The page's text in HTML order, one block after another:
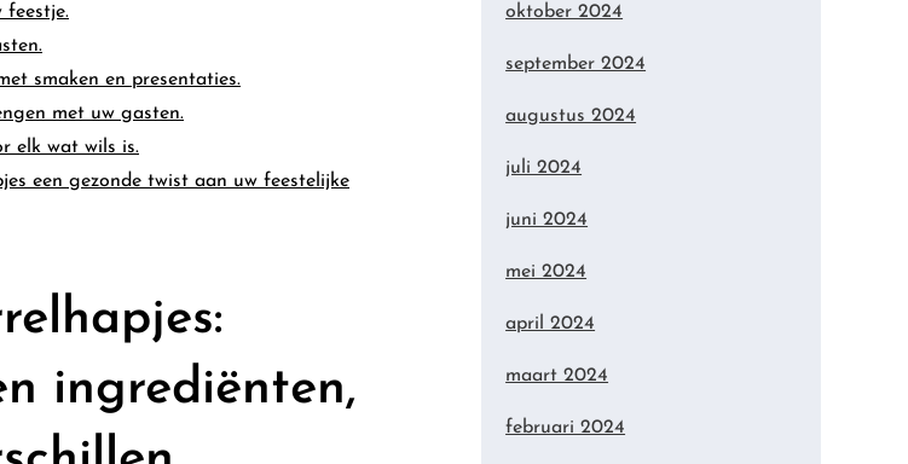
feestje.
smaken en presentaties.
met uw gasten.
elk wat wils is.
een gezonde twist aan uw feestelijke
ingrediënten,
oktober 2024
september 2024
augustus 2024
juli 2024
juni 2024
mei 2024
april 2024
maart 2024
februari 2024